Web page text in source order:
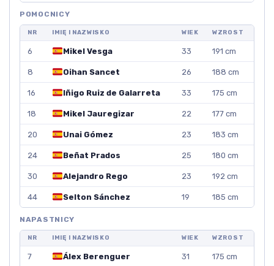
POMOCNICY
NR IMIĘ I NAZWISKO WIEK WZROST
6 Mikel Vesga 33 191 cm
8 Oihan Sancet 26 188 cm
16 Iñigo Ruiz de Galarreta 33 175 cm
18 Mikel Jauregizar 22 177 cm
20 Unai Gómez 23 183 cm
24 Beñat Prados 25 180 cm
30 Alejandro Rego 23 192 cm
44 Selton Sánchez 19 185 cm
NAPASTNICY
NR IMIĘ I NAZWISKO WIEK WZROST
7 Álex Berenguer 31 175 cm